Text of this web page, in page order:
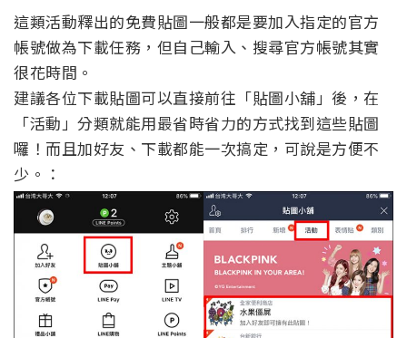
這類活動釋出的免費貼圖一般都是要加入指定的官方
帳號做為下載任務，但自己輸入、搜尋官方帳號其實
很花時間。
建議各位下載貼圖可以直接前往「貼圖小舖」後，在
「活動」分類就能用最省時省力的方式找到這些貼圖
囉！而且加好友、下載都能一次搞定，可說是方便不
少。：